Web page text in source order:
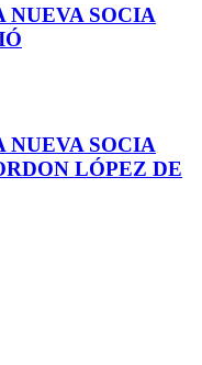
NUEVA SOCIA
NUEVA SOCIA
LÓPEZ DE